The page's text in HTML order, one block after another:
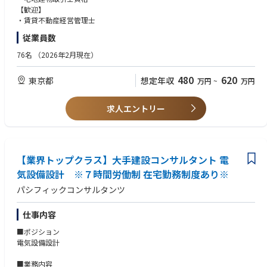
【歓迎】
・賃貸不動産経営管理士
従業員数
76名 （2026年2月現在）
東京都 想定年収 480 万円 ~ 620 万円
求人エントリー
【業界トップクラス】大手建設コンサルタント 電
気設備設計 ※７時間労働制 在宅勤務制度あり※
パシフィックコンサルタンツ
仕事内容
■ポジション
電気設備設計
■業務内容